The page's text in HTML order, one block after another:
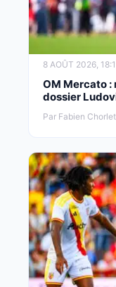
8 AOÛT 2026,
OM Mercato :
dossier
Par Fabien Chorlet